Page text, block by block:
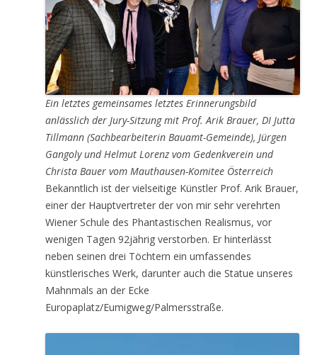
Ein letztes gemeinsames letztes Erinnerungsbild
anlässlich der Jury-Sitzung mit Prof. Arik Brauer, DI Jutta
Tillmann (Sachbearbeiterin Bauamt-Gemeinde), Jürgen
Gangoly und Helmut Lorenz vom Gedenkverein und
Christa Bauer vom Mauthausen-Komitee Österreich
Bekanntlich ist der vielseitige Künstler Prof. Arik Brauer,
einer der Hauptvertreter der von mir sehr verehrten
Wiener Schule des Phantastischen Realismus, vor
wenigen Tagen 92jährig verstorben. Er hinterlässt
neben seinen drei Töchtern ein umfassendes
künstlerisches Werk, darunter auch die Statue unseres
Mahnmals an der Ecke
Europaplatz/Eumigweg/Palmersstraße.